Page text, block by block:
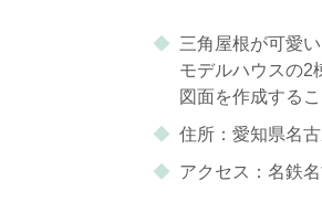
三角屋根が可愛
モデルハウスの2
図面を作成する
住所：愛知県名
アクセス：名鉄